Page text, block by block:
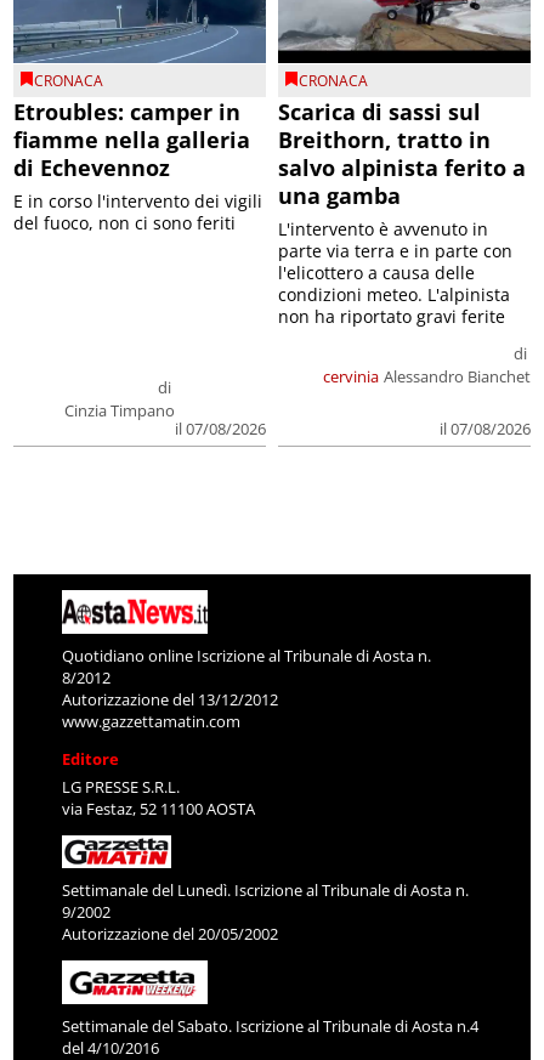
CRONACA
Etroubles: camper in
fiamme nella galleria
di Echevennoz
di
Cinzia Timpano
il 07/08/2026
E in corso l'intervento dei vigili
del fuoco, non ci sono feriti
CRONACA
Scarica di sassi sul
Breithorn, tratto in
salvo alpinista ferito a
una gamba
cervinia
di
Alessandro Bianchet
il 07/08/2026
L'intervento è avvenuto in
parte via terra e in parte con
l'elicottero a causa delle
condizioni meteo. L'alpinista
non ha riportato gravi ferite
Quotidiano online Iscrizione al Tribunale di Aosta n.
8/2012
Autorizzazione del 13/12/2012
www.gazzettamatin.com
Editore
LG PRESSE S.R.L.
via Festaz, 52 11100 AOSTA
Settimanale del Lunedì. Iscrizione al Tribunale di Aosta n.
9/2002
Autorizzazione del 20/05/2002
Settimanale del Sabato. Iscrizione al Tribunale di Aosta n.4
del 4/10/2016